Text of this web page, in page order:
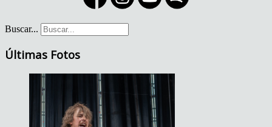
Buscar...
Últimas Fotos